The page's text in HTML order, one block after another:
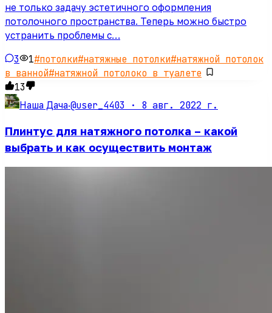
не только задачу эстетичного оформления
потолочного пространства. Теперь можно быстро
устранить проблемы с…
3 1#потолки#натяжные потолки#натяжной потолок
в ванной#натяжной потолоко в туалете
13
Наша Дача·@user_4403 · 8 авг. 2022 г.
Плинтус для натяжного потолка – какой
выбрать и как осуществить монтаж